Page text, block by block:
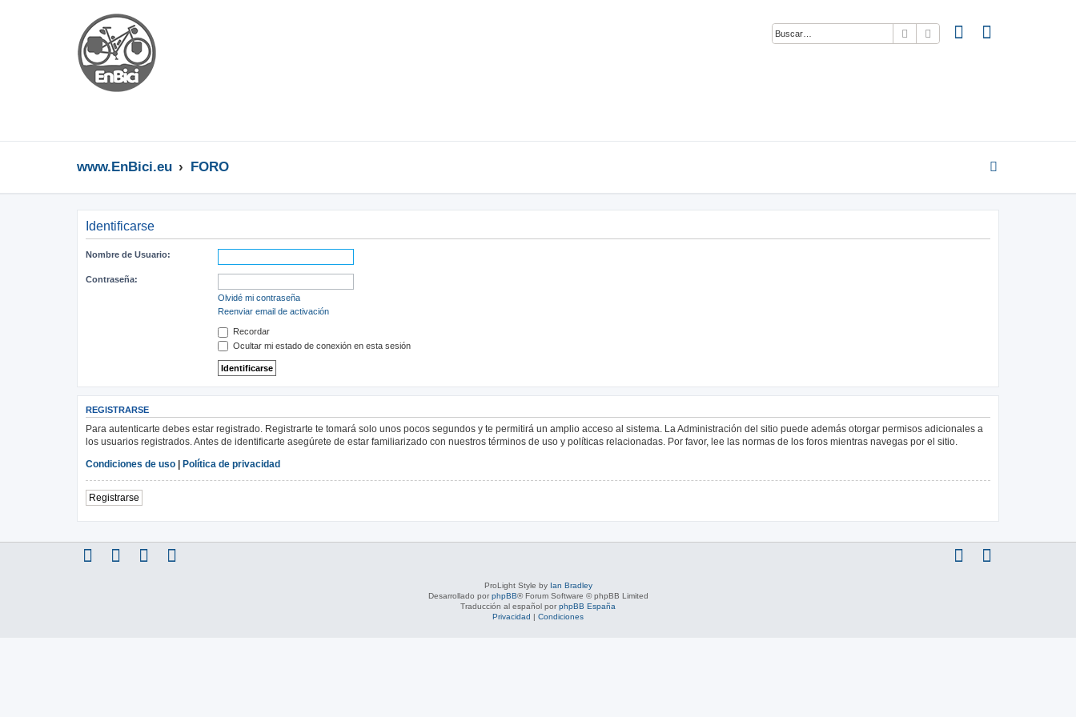
Buscar
www.EnBici.eu FORO
Identificarse
Nombre de Usuario:
Contraseña:
Olvidé mi contraseña
Reenviar email de activación
Recordar
Ocultar mi estado de conexión en esta sesión
REGISTRARSE
Para autenticarte debes estar registrado. Registrarte te tomará solo unos pocos segundos y te permitirá un amplio acceso al sistema. La Administración del sitio puede además otorgar permisos adicionales a
los usuarios registrados. Antes de identificarte asegúrete de estar familiarizado con nuestros términos de uso y políticas relacionadas. Por favor, lee las normas de los foros mientras navegas por el sitio.
Condiciones de uso | Política de privacidad
Registrarse
ProLight Style by Ian Bradley
Desarrollado por phpBB® Forum Software © phpBB Limited
Traducción al español por phpBB España
Privacidad | Condiciones